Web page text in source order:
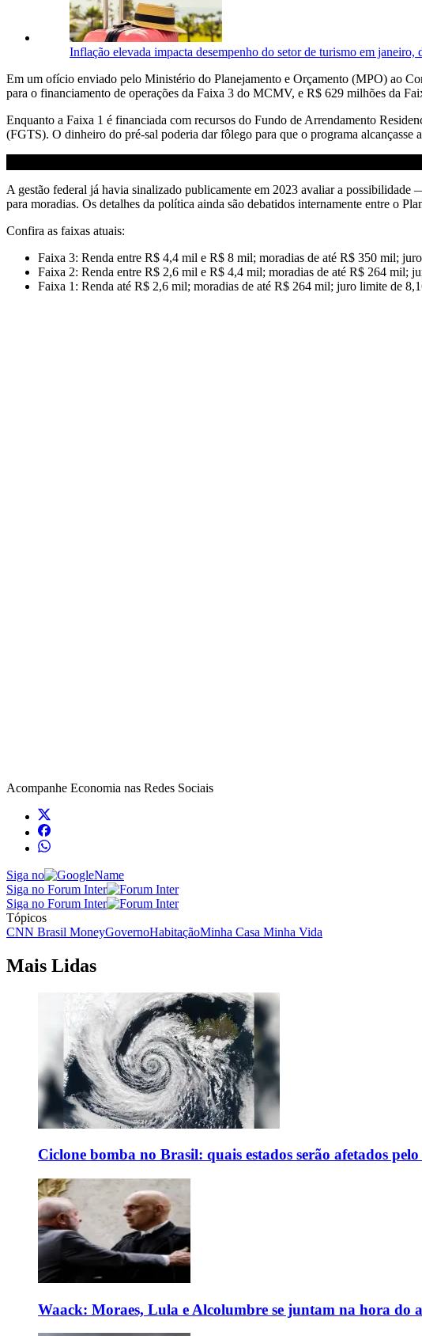
Inflação elevada impacta desempenho do setor de turismo em janeiro,
Em um ofício enviado pelo Ministério do Planejamento e Orçamento (MPO) ao
para o financiamento de operações da Faixa 3 do MCMV, e R$ 629 milhões da
Enquanto a Faixa 1 é financiada com recursos do Fundo de Arrendamento
(FGTS). O dinheiro do pré-sal poderia dar fôlego para que o programa alcançasse
A gestão federal já havia sinalizado publicamente em 2023 avaliar a
para moradias. Os detalhes da política ainda são debatidos internamente entre o
Confira as faixas atuais:
Faixa 3: Renda entre R$ 4,4 mil e R$ 8 mil; moradias de até R$ 350 mil;
Faixa 2: Renda entre R$ 2,6 mil e R$ 4,4 mil; moradias de até R$ 264 mil;
Faixa 1: Renda até R$ 2,6 mil; moradias de até R$ 264 mil; juro limite de
Acompanhe Economia nas Redes Sociais
Siga no
Siga no Forum Inter
Siga no Forum Inter
Tópicos
CNN Brasil MoneyGovernoHabitaçãoMinha Casa Minha Vida
Mais Lidas
Ciclone bomba no Brasil: quais estados serão afetados
Waack: Moraes, Lula e Alcolumbre se juntam na hora do